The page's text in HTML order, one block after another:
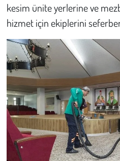
kesim ünite yerlerine ve
hizmet için ekiplerini
Galeri
Vefat İlanları
Tarih
Hukuk
Tarım